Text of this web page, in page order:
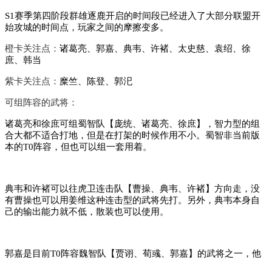
S1赛季第四阶段群雄逐鹿开启的时间段已经进入了大部分联盟开
始攻城的时间点，玩家之间的摩擦变多。
橙卡关注点： 诸葛亮、郭嘉、典韦、许褚、太史慈、袁绍、徐
庶、韩当
紫卡关注点： 糜竺、陈登、郭汜
可组阵容的武将：
诸葛亮和徐庶可组蜀智队【庞统、诸葛亮、徐庶】，智力型的组
合大都不适合打地，但是在打架的时候作用不小。蜀智非当前版
本的T0阵容，但也可以组一套用着。
典韦和许褚可以往虎卫连击队【曹操、典韦、许褚】方向走，没
有曹操也可以用姜维这种连击型的武将先打。另外，典韦本身自
己的输出能力就不低，散装也可以使用。
郭嘉是目前T0阵容魏智队【贾诩、荀彧、郭嘉】的武将之一，他